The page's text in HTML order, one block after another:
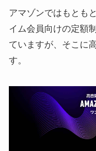
アマゾンではもとも
イム会員向けの定額
ていますが、そこに
す。